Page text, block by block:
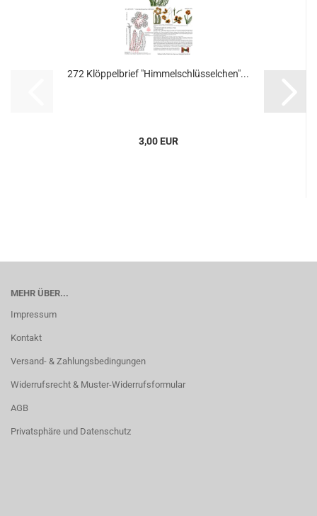
272 Klöppelbrief "Himmelschlüsselchen"...
3,00 EUR
MEHR ÜBER...
Impressum
Kontakt
Versand- & Zahlungsbedingungen
Widerrufsrecht & Muster-Widerrufsformular
AGB
Privatsphäre und Datenschutz